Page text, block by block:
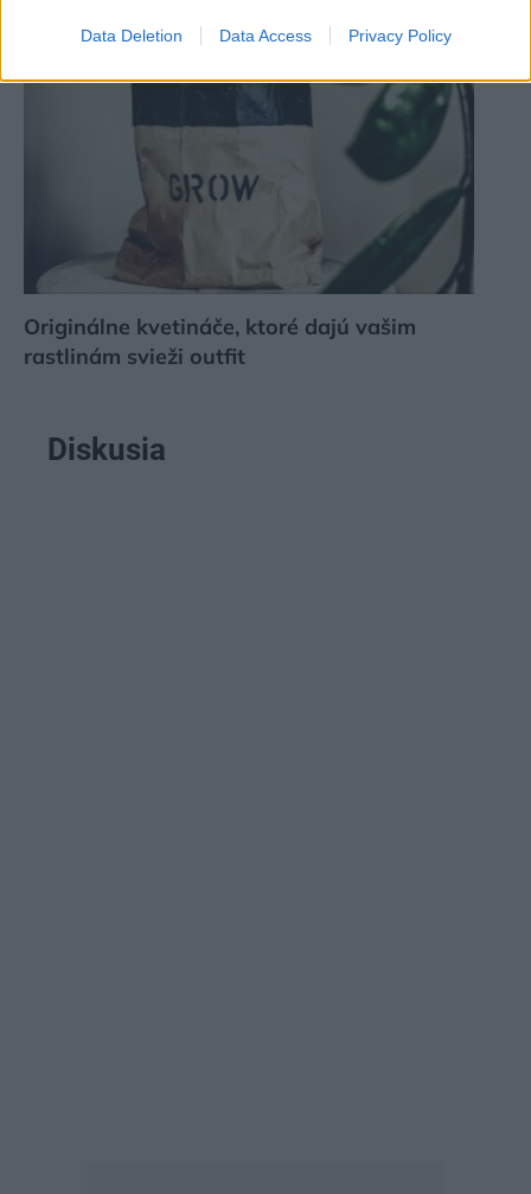
Data Deletion Data Access Privacy Policy
Originálne kvetináče, ktoré dajú vašim
rastlinám svieži outfit
Diskusia